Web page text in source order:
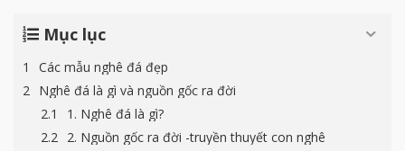
Mục lục
Các mẫu nghê đá đẹp
Nghê đá là gì và nguồn gốc ra đời
1. Nghê đá là gì?
2. Nguồn gốc ra đời -truyền thuyết con nghê